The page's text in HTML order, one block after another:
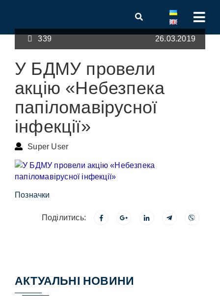
339 26.03.2019
У БДМУ провели
акцію «Небезпека
папіломавірусної
інфекції»
Super User
Позначки
Поділитись:
АКТУАЛЬНІ НОВИНИ